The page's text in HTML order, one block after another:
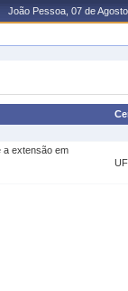
João Pessoa, 07 de
a extensão em